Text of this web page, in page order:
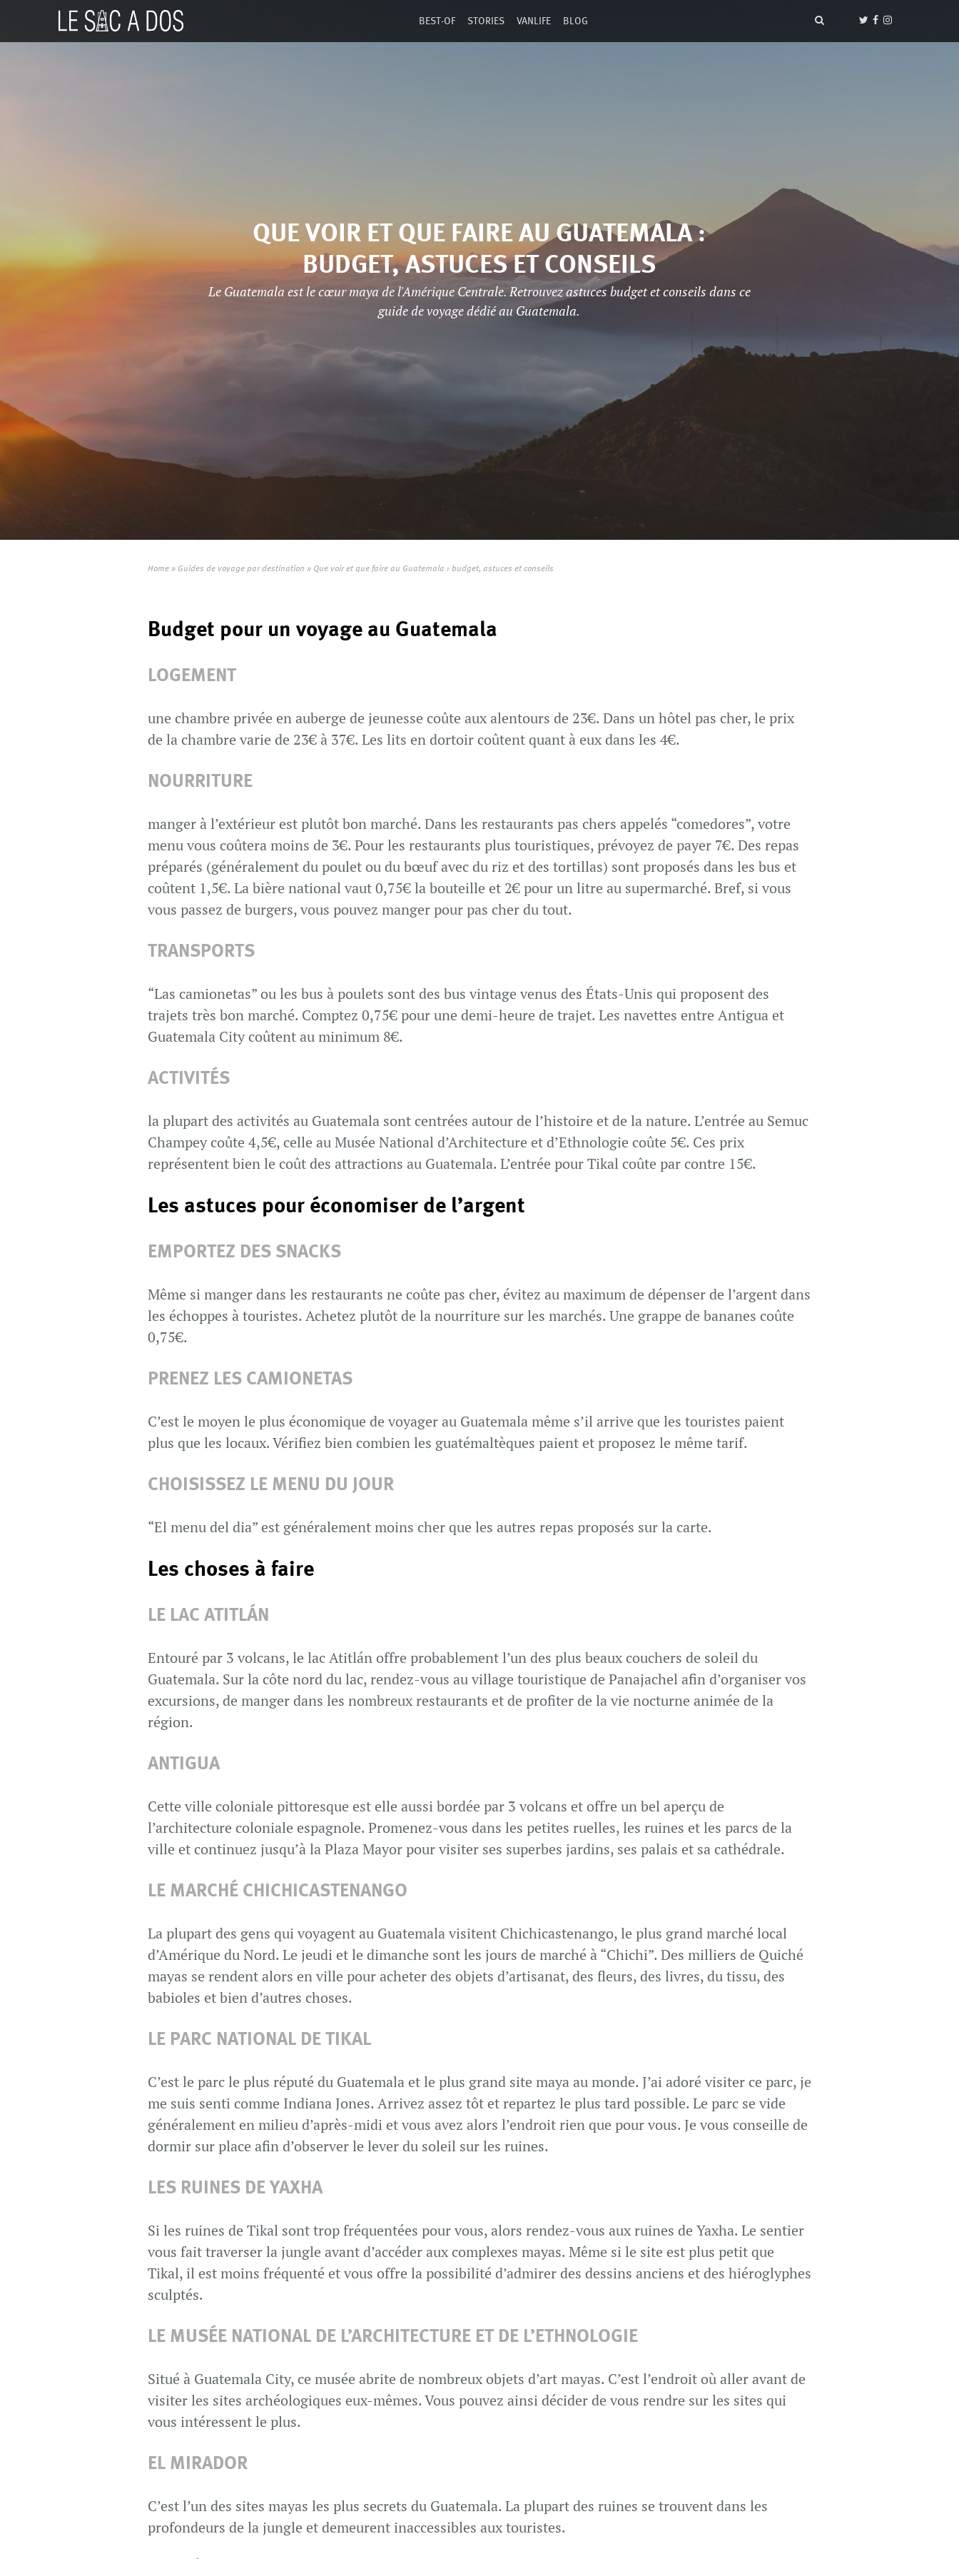
BEST-OF STORIES VANLIFE BLOG
QUE VOIR ET QUE FAIRE AU GUATEMALA :
BUDGET, ASTUCES ET CONSEILS
Le Guatemala est le cœur maya de l'Amérique Centrale. Retrouvez astuces budget et conseils dans ce
guide de voyage dédié au Guatemala.
Home » Guides de voyage par destination » Que voir et que faire au Guatemala : budget, astuces et conseils
Budget pour un voyage au Guatemala
LOGEMENT
une chambre privée en auberge de jeunesse coûte aux alentours de 23€. Dans un hôtel pas cher, le prix
de la chambre varie de 23€ à 37€. Les lits en dortoir coûtent quant à eux dans les 4€.
NOURRITURE
manger à l’extérieur est plutôt bon marché. Dans les restaurants pas chers appelés “comedores”, votre
menu vous coûtera moins de 3€. Pour les restaurants plus touristiques, prévoyez de payer 7€. Des repas
préparés (généralement du poulet ou du bœuf avec du riz et des tortillas) sont proposés dans les bus et
coûtent 1,5€. La bière national vaut 0,75€ la bouteille et 2€ pour un litre au supermarché. Bref, si vous
vous passez de burgers, vous pouvez manger pour pas cher du tout.
TRANSPORTS
“Las camionetas” ou les bus à poulets sont des bus vintage venus des États-Unis qui proposent des
trajets très bon marché. Comptez 0,75€ pour une demi-heure de trajet. Les navettes entre Antigua et
Guatemala City coûtent au minimum 8€.
ACTIVITÉS
la plupart des activités au Guatemala sont centrées autour de l’histoire et de la nature. L’entrée au Semuc
Champey coûte 4,5€, celle au Musée National d’Architecture et d’Ethnologie coûte 5€. Ces prix
représentent bien le coût des attractions au Guatemala. L’entrée pour Tikal coûte par contre 15€.
Les astuces pour économiser de l’argent
EMPORTEZ DES SNACKS
Même si manger dans les restaurants ne coûte pas cher, évitez au maximum de dépenser de l’argent dans
les échoppes à touristes. Achetez plutôt de la nourriture sur les marchés. Une grappe de bananes coûte
0,75€.
PRENEZ LES CAMIONETAS
C’est le moyen le plus économique de voyager au Guatemala même s’il arrive que les touristes paient
plus que les locaux. Vérifiez bien combien les guatémaltèques paient et proposez le même tarif.
CHOISISSEZ LE MENU DU JOUR
“El menu del dia” est généralement moins cher que les autres repas proposés sur la carte.
Les choses à faire
LE LAC ATITLÁN
Entouré par 3 volcans, le lac Atitlán offre probablement l’un des plus beaux couchers de soleil du
Guatemala. Sur la côte nord du lac, rendez-vous au village touristique de Panajachel afin d’organiser vos
excursions, de manger dans les nombreux restaurants et de profiter de la vie nocturne animée de la
région.
ANTIGUA
Cette ville coloniale pittoresque est elle aussi bordée par 3 volcans et offre un bel aperçu de
l’architecture coloniale espagnole. Promenez-vous dans les petites ruelles, les ruines et les parcs de la
ville et continuez jusqu’à la Plaza Mayor pour visiter ses superbes jardins, ses palais et sa cathédrale.
LE MARCHÉ CHICHICASTENANGO
La plupart des gens qui voyagent au Guatemala visitent Chichicastenango, le plus grand marché local
d’Amérique du Nord. Le jeudi et le dimanche sont les jours de marché à “Chichi”. Des milliers de Quiché
mayas se rendent alors en ville pour acheter des objets d’artisanat, des fleurs, des livres, du tissu, des
babioles et bien d’autres choses.
LE PARC NATIONAL DE TIKAL
C’est le parc le plus réputé du Guatemala et le plus grand site maya au monde. J’ai adoré visiter ce parc, je
me suis senti comme Indiana Jones. Arrivez assez tôt et repartez le plus tard possible. Le parc se vide
généralement en milieu d’après-midi et vous avez alors l’endroit rien que pour vous. Je vous conseille de
dormir sur place afin d’observer le lever du soleil sur les ruines.
LES RUINES DE YAXHA
Si les ruines de Tikal sont trop fréquentées pour vous, alors rendez-vous aux ruines de Yaxha. Le sentier
vous fait traverser la jungle avant d’accéder aux complexes mayas. Même si le site est plus petit que
Tikal, il est moins fréquenté et vous offre la possibilité d’admirer des dessins anciens et des hiéroglyphes
sculptés.
LE MUSÉE NATIONAL DE L’ARCHITECTURE ET DE L’ETHNOLOGIE
Situé à Guatemala City, ce musée abrite de nombreux objets d’art mayas. C’est l’endroit où aller avant de
visiter les sites archéologiques eux-mêmes. Vous pouvez ainsi décider de vous rendre sur les sites qui
vous intéressent le plus.
EL MIRADOR
C’est l’un des sites mayas les plus secrets du Guatemala. La plupart des ruines se trouvent dans les
profondeurs de la jungle et demeurent inaccessibles aux touristes.